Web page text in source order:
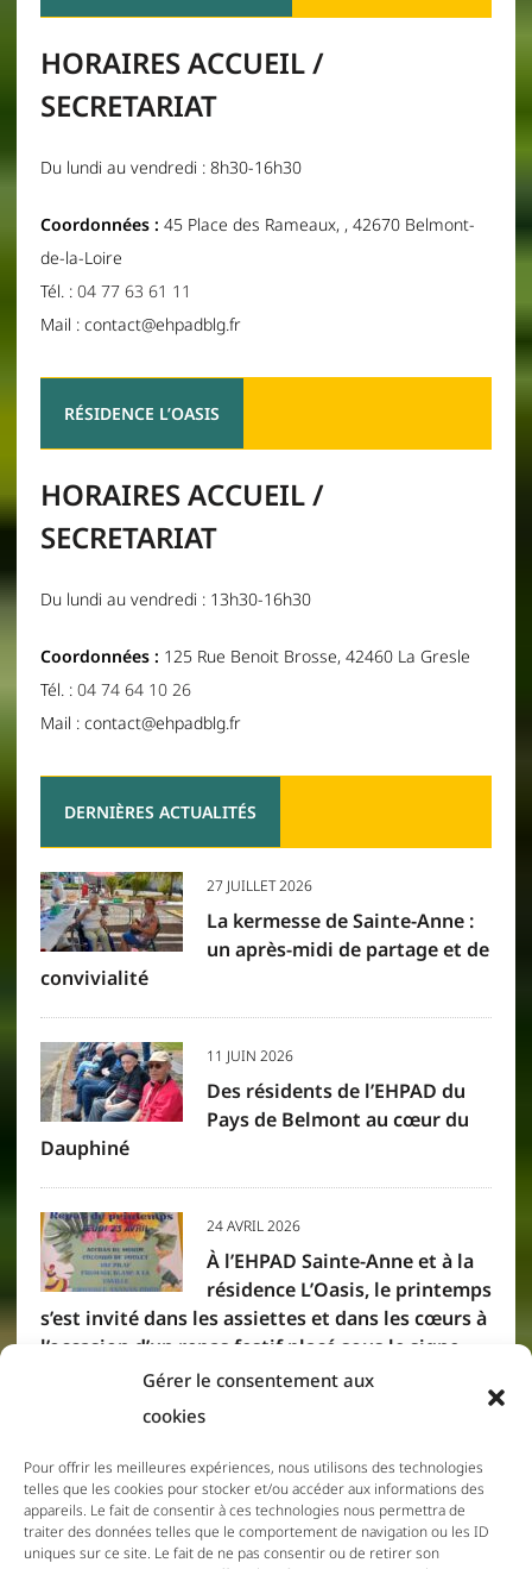
Gérer le consentement aux
cookies
Pour offrir les meilleures expériences, nous utilisons des technologies
telles que les cookies pour stocker et/ou accéder aux informations des
appareils. Le fait de consentir à ces technologies nous permettra de
traiter des données telles que le comportement de navigation ou les ID
uniques sur ce site. Le fait de ne pas consentir ou de retirer son
HORAIRES ACCUEIL /
SECRETARIAT
Du lundi au vendredi : 8h30-16h30
Coordonnées : 45 Place des Rameaux, , 42670 Belmont-
de-la-Loire
Tél. : 04 77 63 61 11
Mail : contact@ehpadblg.fr
RÉSIDENCE L’OASIS
HORAIRES ACCUEIL /
SECRETARIAT
Du lundi au vendredi : 13h30-16h30
Coordonnées : 125 Rue Benoit Brosse, 42460 La Gresle
Tél. : 04 74 64 10 26
Mail : contact@ehpadblg.fr
DERNIÈRES ACTUALITÉS
27 JUILLET 2026
La kermesse de Sainte-Anne :
un après-midi de partage et de
convivialité
11 JUIN 2026
Des résidents de l’EHPAD du
Pays de Belmont au cœur du
Dauphiné
24 AVRIL 2026
À l’EHPAD Sainte-Anne et à la
résidence L’Oasis, le printemps
s’est invité dans les assiettes et dans les cœurs à
l’occasion d’un repas festif placé sous le signe
des saveurs créoles. Résidents et membres du
personnel se sont réunis pour partager un
moment convivial, où la gourmandise et la
bonne humeur étaient à l’honneur.
11 DÉCEMBRE 2025